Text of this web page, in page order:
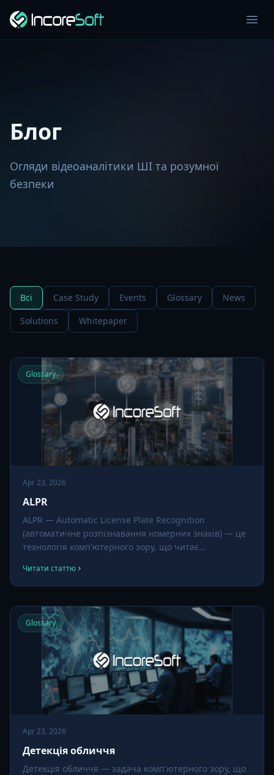
Блог
Огляди відеоаналітики ШІ та розумної
безпеки
Всі Case Study Events Glossary
News
Solutions
Whitepaper
Glossary
Apr 23, 2026
ALPR
ALPR — Automatic License Plate Recognition
(автоматичне розпізнавання номерних знаків) — це
технологія комп'ютерного зору, що читає
та перетворює їх на пошуковий текст. Також часто
зветься LPR або ANPR залежно від регіону.
Читати статтю
Glossary
Apr 23, 2026
Детекція обличчя
Детекція обличчя — задача комп'ютерного зору, що